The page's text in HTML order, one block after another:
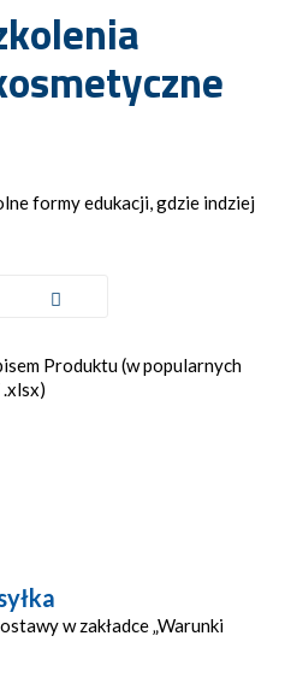
formy edukacji, gdzie indziej
Produktu (w popularnych
w zakładce „Warunki